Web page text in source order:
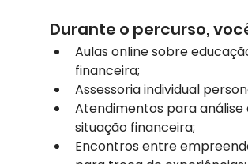
Durante o percurso,
Aulas online sobre
financeira;
Assessoria individual
Atendimentos para análise
situação financeira;
Encontros entre